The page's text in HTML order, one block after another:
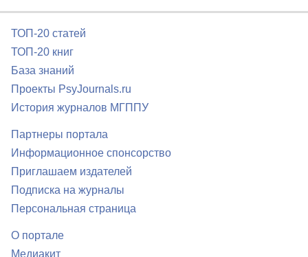
ТОП-20 статей
ТОП-20 книг
База знаний
Проекты PsyJournals.ru
История журналов МГППУ
Партнеры портала
Информационное спонсорство
Приглашаем издателей
Подписка на журналы
Персональная страница
О портале
Медиакит